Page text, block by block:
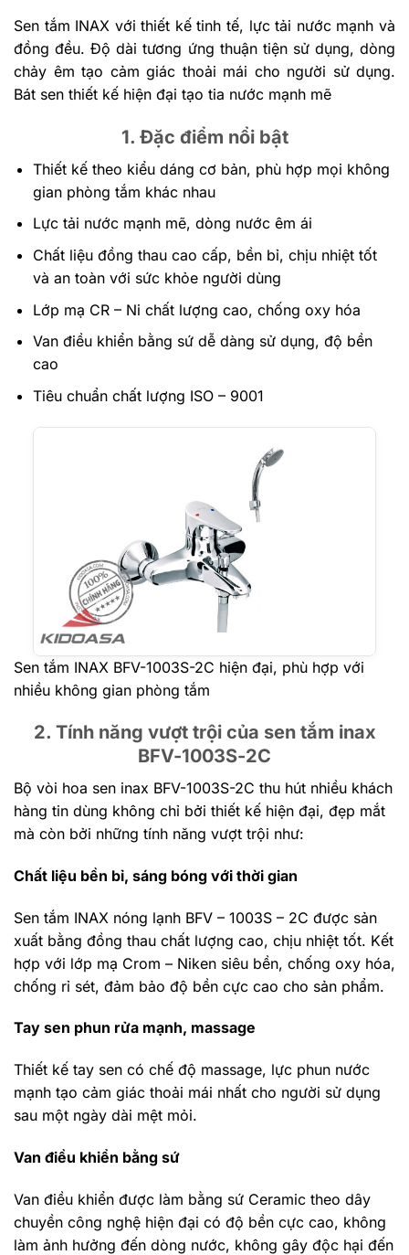
Sen tắm INAX với thiết kế tinh tế, lực tải nước mạnh và
đồng đều. Độ dài tương ứng thuận tiện sử dụng, dòng
chảy êm tạo cảm giác thoải mái cho người sử dụng.
Bát sen thiết kế hiện đại tạo tia nước mạnh mẽ
1. Đặc điểm nổi bật
Thiết kế theo kiểu dáng cơ bản, phù hợp mọi không
gian phòng tắm khác nhau
Lực tải nước mạnh mẽ, dòng nước êm ái
Chất liệu đồng thau cao cấp, bền bỉ, chịu nhiệt tốt
và an toàn với sức khỏe người dùng
Lớp mạ CR – Ni chất lượng cao, chống oxy hóa
Van điều khiển bằng sứ dễ dàng sử dụng, độ bền
cao
Tiêu chuẩn chất lượng ISO – 9001
Sen tắm INAX BFV-1003S-2C hiện đại, phù hợp với
nhiều không gian phòng tắm
2. Tính năng vượt trội của sen tắm inax
BFV-1003S-2C
Bộ vòi hoa sen inax BFV-1003S-2C thu hút nhiều khách
hàng tin dùng không chỉ bởi thiết kế hiện đại, đẹp mắt
mà còn bởi những tính năng vượt trội như:
Chất liệu bền bỉ, sáng bóng với thời gian
Sen tắm INAX nóng lạnh BFV – 1003S – 2C được sản
xuất bằng đồng thau chất lượng cao, chịu nhiệt tốt. Kết
hợp với lớp mạ Crom – Niken siêu bền, chống oxy hóa,
chống rỉ sét, đảm bảo độ bền cực cao cho sản phẩm.
Tay sen phun rửa mạnh, massage
Thiết kế tay sen có chế độ massage, lực phun nước
mạnh tạo cảm giác thoải mái nhất cho người sử dụng
sau một ngày dài mệt mỏi.
Van điều khiển bằng sứ
Van điều khiển được làm bằng sứ Ceramic theo dây
chuyền công nghệ hiện đại có độ bền cực cao, không
làm ảnh hưởng đến dòng nước, không gây độc hại đến